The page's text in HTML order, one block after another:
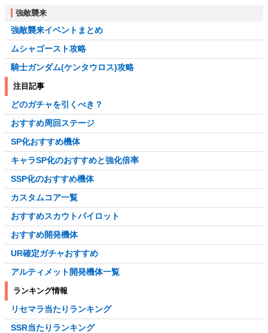
強敵襲来
強敵襲来イベントまとめ
ムシャゴースト攻略
騎士ガンダム(ケンタウロス)攻略
注目記事
どのガチャを引くべき？
おすすめ周回ステージ
SP化おすすめ機体
キャラSP化のおすすめと強化倍率
SSP化のおすすめ機体
カスタムコア一覧
おすすめスカウトパイロット
おすすめ開発機体
UR確定ガチャおすすめ
アルティメット開発機体一覧
ランキング情報
リセマラ当たりランキング
SSR当たりランキング